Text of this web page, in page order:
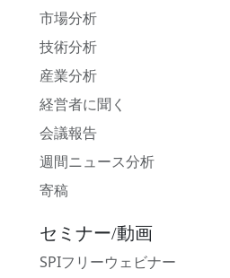
市場分析
技術分析
産業分析
経営者に聞く
会議報告
週間ニュース分析
寄稿
セミナー/動画
SPIフリーウェビナー